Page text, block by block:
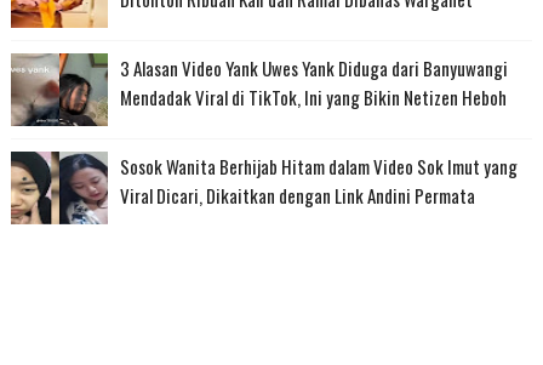
3 Alasan Video Yank Uwes Yank Diduga dari Banyuwangi
Mendadak Viral di TikTok, Ini yang Bikin Netizen Heboh
Sosok Wanita Berhijab Hitam dalam Video Sok Imut yang
Viral Dicari, Dikaitkan dengan Link Andini Permata